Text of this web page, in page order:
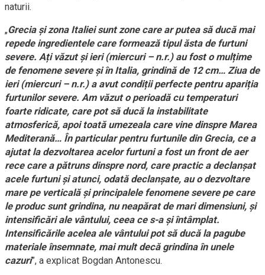
naturii.
„Grecia și zona Italiei sunt zone care ar putea să ducă mai
repede ingredientele care formează tipul ăsta de furtuni
severe. Ați văzut și ieri (miercuri – n.r.) au fost o mulțime
de fenomene severe și în Italia, grindină de 12 cm… Ziua de
ieri (miercuri – n.r.) a avut condiții perfecte pentru apariția
furtunilor severe. Am văzut o perioadă cu temperaturi
foarte ridicate, care pot să ducă la instabilitate
atmosferică, apoi toată umezeala care vine dinspre Marea
Mediterană… În particular pentru furtunile din Grecia, ce a
ajutat la dezvoltarea acelor furtuni a fost un front de aer
rece care a pătruns dinspre nord, care practic a declanșat
acele furtuni și atunci, odată declanșate, au o dezvoltare
mare pe verticală și principalele fenomene severe pe care
le produc sunt grindina, nu neapărat de mari dimensiuni, și
intensificări ale vântului, ceea ce s-a și întâmplat.
Intensificările acelea ale vântului pot să ducă la pagube
materiale însemnate, mai mult decă grindina în unele
cazuri”, a explicat Bogdan Antonescu.